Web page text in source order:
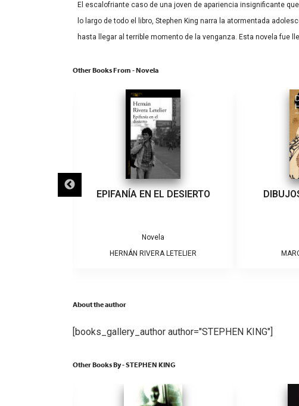
El escalofriante caso de una joven de apariencia insignificante
lo largo de todo el libro, Stephen King narra la atormentada
hasta llegar al terrible momento de la venganza. Esta novela fue
Other Books From - Novela
EPIFANÍA EN EL DESIERTO
Novela
HERNÁN RIVERA LETELIER
About the author
[books_gallery_author author="STEPHEN KING"]
Other Books By - STEPHEN KING